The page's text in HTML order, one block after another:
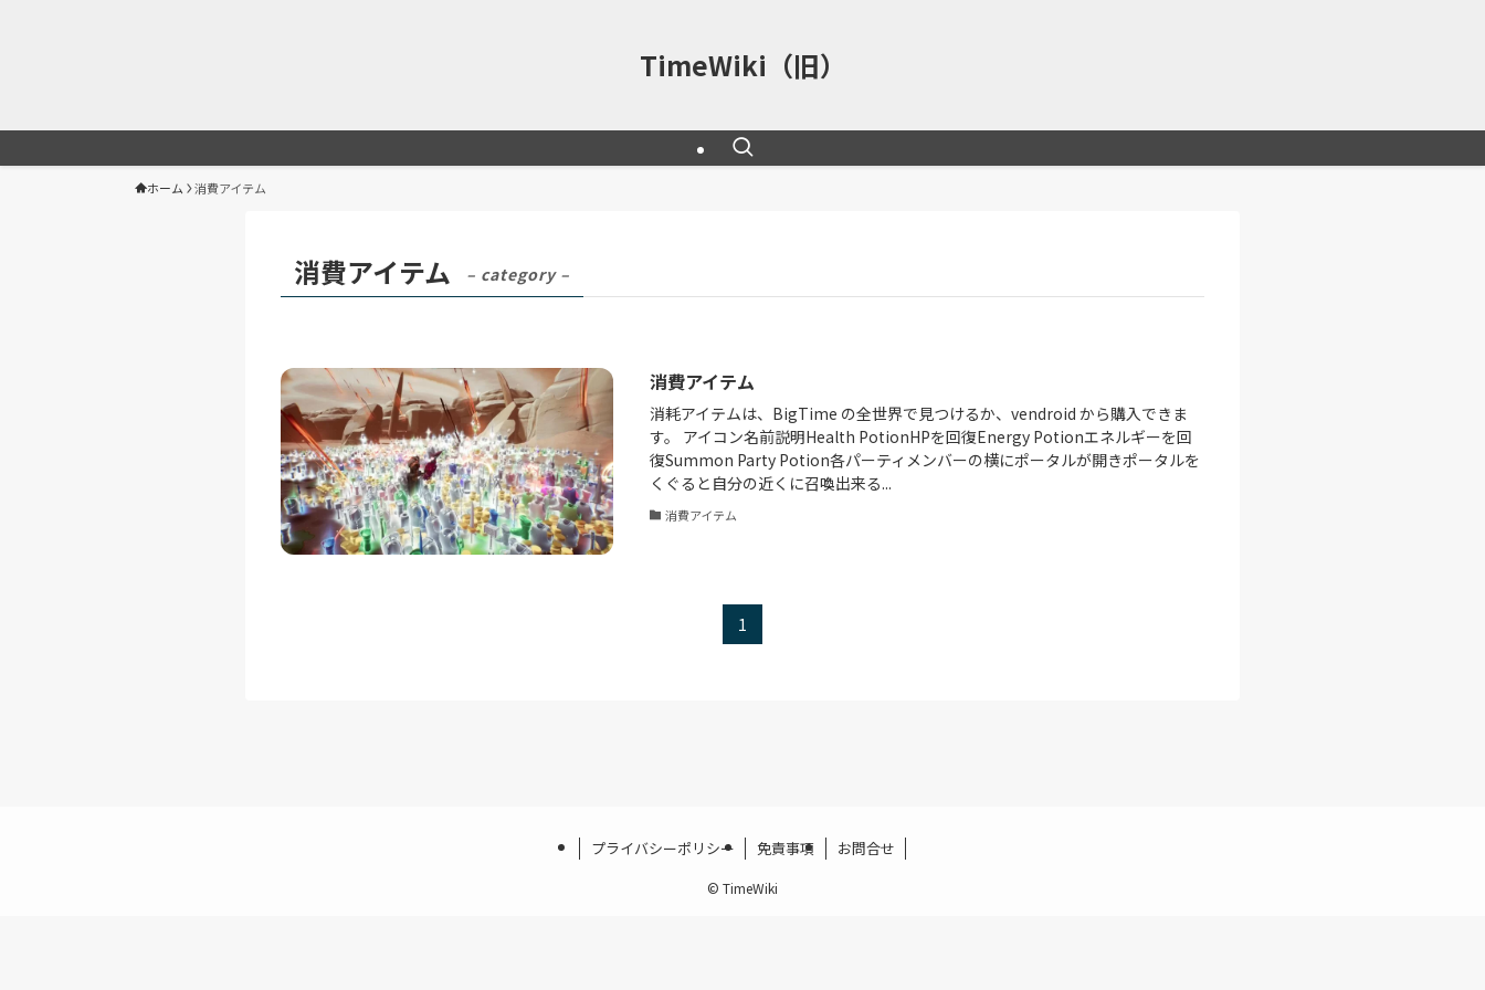
TimeWiki（旧）
ホーム 消費アイテム
消費アイテム – category –
消費アイテム
消耗アイテムは、BigTime の全世界で見つけるか、vendroid から購入できま
す。 アイコン名前説明Health PotionHPを回復Energy Potionエネルギーを回
復Summon Party Potion各パーティメンバーの横にポータルが開きポータルを
くぐると自分の近くに召喚出来る...
消費アイテム
1
プライバシーポリシー 免責事項 お問合せ
© TimeWiki